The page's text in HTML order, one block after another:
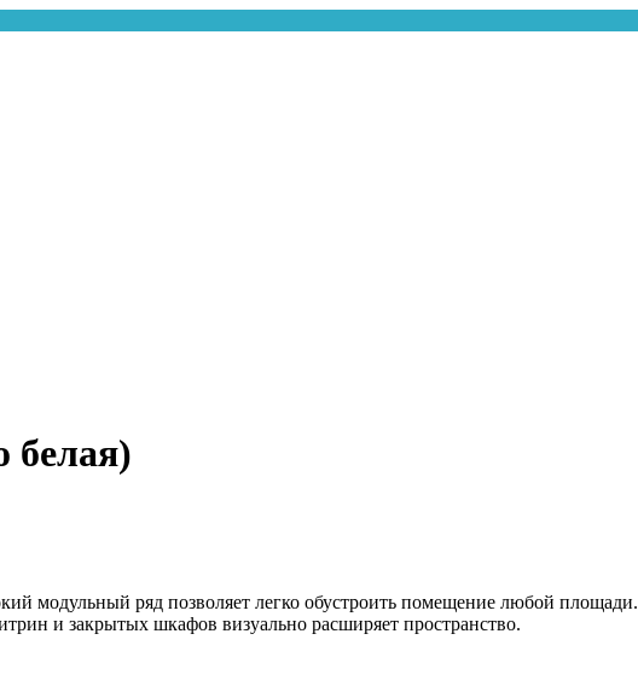
белая)
модульный ряд позволяет легко обустроить помещение любой площади.
и закрытых шкафов визуально расширяет пространство.